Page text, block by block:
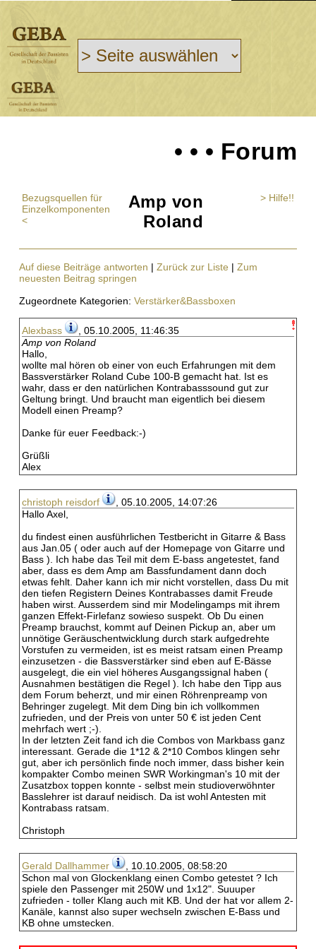
• • • Forum
Bezugsquellen für
Einzelkomponenten
<
Amp von
Roland
> Hilfe!!
Auf diese Beiträge antworten | Zurück zur Liste | Zum
neuesten Beitrag springen
Zugeordnete Kategorien: Verstärker&Bassboxen
Alexbass
, 05.10.2005, 11:46:35
Amp von Roland
Hallo,
wollte mal hören ob einer von euch Erfahrungen mit dem
Bassverstärker Roland Cube 100-B gemacht hat. Ist es
wahr, dass er den natürlichen Kontrabasssound gut zur
Geltung bringt. Und braucht man eigentlich bei diesem
Modell einen Preamp?
Danke für euer Feedback:-)
Grüßli
Alex
christoph reisdorf
, 05.10.2005, 14:07:26
Hallo Axel,
du findest einen ausführlichen Testbericht in Gitarre & Bass
aus Jan.05 ( oder auch auf der Homepage von Gitarre und
Bass ). Ich habe das Teil mit dem E-bass angetestet, fand
aber, dass es dem Amp am Bassfundament dann doch
etwas fehlt. Daher kann ich mir nicht vorstellen, dass Du mit
den tiefen Registern Deines Kontrabasses damit Freude
haben wirst. Ausserdem sind mir Modelingamps mit ihrem
ganzen Effekt-Firlefanz sowieso suspekt. Ob Du einen
Preamp brauchst, kommt auf Deinen Pickup an, aber um
unnötige Geräuschentwicklung durch stark aufgedrehte
Vorstufen zu vermeiden, ist es meist ratsam einen Preamp
einzusetzen - die Bassverstärker sind eben auf E-Bässe
ausgelegt, die ein viel höheres Ausgangssignal haben (
Ausnahmen bestätigen die Regel ). Ich habe den Tipp aus
dem Forum beherzt, und mir einen Röhrenpreamp von
Behringer zugelegt. Mit dem Ding bin ich vollkommen
zufrieden, und der Preis von unter 50 € ist jeden Cent
mehrfach wert ;-).
In der letzten Zeit fand ich die Combos von Markbass ganz
interessant. Gerade die 1*12 & 2*10 Combos klingen sehr
gut, aber ich persönlich finde noch immer, dass bisher kein
kompakter Combo meinen SWR Workingman's 10 mit der
Zusatzbox toppen konnte - selbst mein studioverwöhnter
Basslehrer ist darauf neidisch. Da ist wohl Antesten mit
Kontrabass ratsam.
Christoph
Gerald Dallhammer
, 10.10.2005, 08:58:20
Schon mal von Glockenklang einen Combo getestet ? Ich
spiele den Passenger mit 250W und 1x12". Suuuper
zufrieden - toller Klang auch mit KB. Und der hat vor allem 2-
Kanäle, kannst also super wechseln zwischen E-Bass und
KB ohne umstecken.